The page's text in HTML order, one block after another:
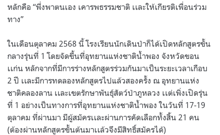
หลักคือ “พึ่งพาตนเอง เคารพธรรมชาติ เเละให้เกียรติเพื่อนร่วม
ทาง”
ในเดือนตุลาคม 2568 นี้ โรงเรียนนักเดินป่าก็ได้เปิดหลักสูตรขั้น
กลางรุ่นที่ 1 โดยจัดขึ้นที่อุทยานแห่งชาติน้ำพอง จังหวัดขอน
เเก่น หลักจากที่มีการร่างหลักสูตรร่วมกันมาเป็นระยะเวลาเกือบ
2 ปี เเละมีการทดลองหลักสูตรไปแล้วสองครั้ง ณ อุทยานแห่ง
ชาติคลองลาน เเละเขตรักษาพันธุ์สัตว์ป่าภูหลวง เเต่เพิ่งเปิดรุ่น
ที่ 1 อย่างเป็นทางการที่อุทยานแห่งชาติน้ำพอง ในวันที่ 17-19
ตุลาคม ที่ผ่านมา มีผู้สมัครเเละผ่านการคัดเลือกทั้งสิ้น 21 คน
(ต้องผ่านหลักสูตรขั้นต้นมาเเล้วจึงมีสิทธิ์สมัครได้)